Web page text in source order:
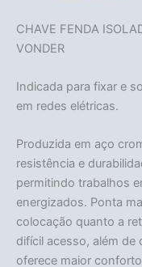
CHAVE FENDA
VONDER
Indicada para fixar e
em redes elétricas.
Produzida em aço
resistência e
permitindo trabalhos
energizados. Ponta
colocação quanto a
difícil acesso, além
oferece maior